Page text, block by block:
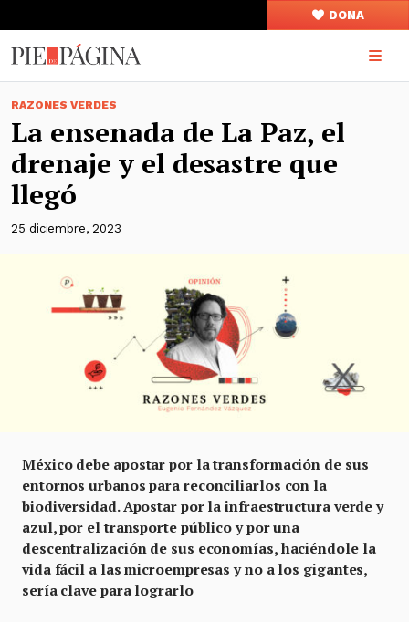
DONA
RAZONES VERDES
La ensenada de La Paz, el
drenaje y el desastre que
llegó
25 diciembre, 2023
México debe apostar por la transformación de sus
entornos urbanos para reconciliarlos con la
biodiversidad. Apostar por la infraestructura verde y
azul, por el transporte público y por una
descentralización de sus economías, haciéndole la
vida fácil a las microempresas y no a los gigantes,
sería clave para lograrlo